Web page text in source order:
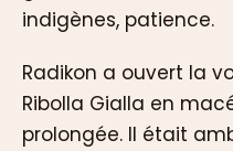
indigènes, patience.
Radikon a ouvert la
Ribolla Gialla en
prolongée. Il était